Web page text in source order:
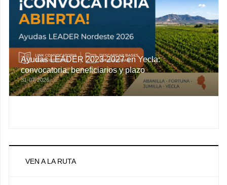
Ayudas LEADER 2023-2027 en Yecla:
convocatoria, beneficiarios y plazo
31-07-2026
VEN A LA RUTA